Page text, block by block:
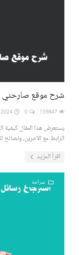
شرح موقع صارحني
يستعرض هذا المقال كيفية
الرابط مع الآخرين،
اقرأ المزيد
صراحه